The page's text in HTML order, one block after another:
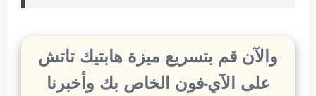
والآن قم بتسريع ميزة هابتيك تاتش
على الآي-فون الخاص بك وأخبرنا